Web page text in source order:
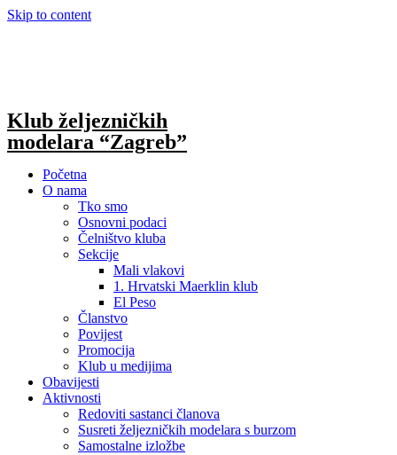
Skip to content
Klub željezničkih
modelara “Zagreb”
Početna
O nama
Tko smo
Osnovni podaci
Čelništvo kluba
Sekcije
Mali vlakovi
1. Hrvatski Maerklin klub
El Peso
Članstvo
Povijest
Promocija
Klub u medijima
Obavijesti
Aktivnosti
Redoviti sastanci članova
Susreti željezničkih modelara s burzom
Samostalne izložbe